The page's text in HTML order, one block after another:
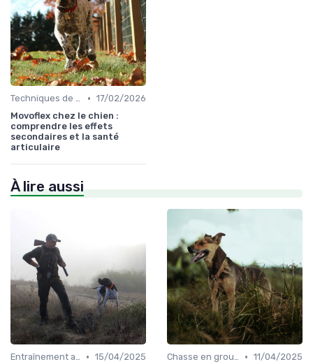
Techniques de base • 17/02/2026
Movoflex chez le chien :
comprendre les effets
secondaires et la santé
articulaire
À lire aussi
Entraînement avancé • 15/04/2025
Chasse en groupe • 11/04/2025